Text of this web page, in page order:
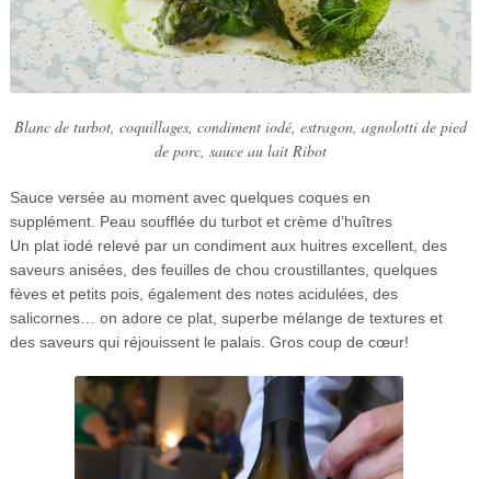
Blanc de turbot, coquillages, condiment iodé, estragon, agnolotti de pied
de porc, sauce au lait Ribot
Sauce versée au moment avec quelques coques en
supplément. Peau soufflée du turbot et crème d’huîtres
Un plat iodé relevé par un condiment aux huitres excellent, des
saveurs anisées, des feuilles de chou croustillantes, quelques
fèves et petits pois, également des notes acidulées, des
salicornes… on adore ce plat, superbe mélange de textures et
des saveurs qui réjouissent le palais. Gros coup de cœur!